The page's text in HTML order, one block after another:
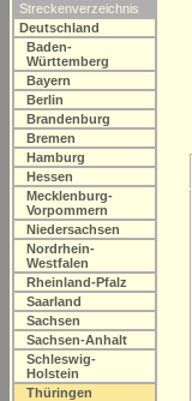
Streckenverzeichnis
Deutschland
Baden-
Württemberg
Bayern
Berlin
Brandenburg
Bremen
Hamburg
Hessen
Mecklenburg-
Vorpommern
Niedersachsen
Nordrhein-
Westfalen
Rheinland-Pfalz
Saarland
Sachsen
Sachsen-Anhalt
Schleswig-
Holstein
Thüringen